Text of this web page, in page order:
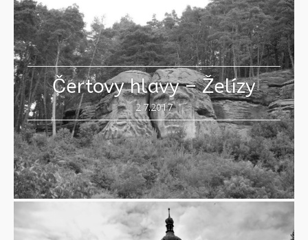
Čertovy hlavy – Želízy
2.7.2017